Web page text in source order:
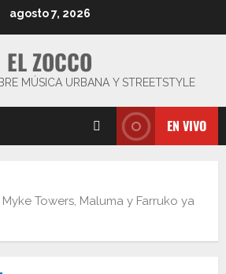
agosto 7, 2026
EL ZOCCO
MÚSICA URBANA Y STREETSTYLE
EN VIVO
Towers, Maluma y Farruko ya